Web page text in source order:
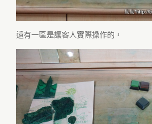
還有一區是讓客人實際操作的，